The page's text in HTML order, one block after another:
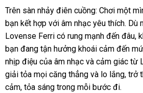
giá
lý
giá
sử
dụng
Trên sàn nhảy điên cuồng: Chơi một
bạn kết hợp ăn
trộm
với âm nhạc yêu thíchquà
tặng
. Dù
Lovense Ferri có rung mạnh đến đâu,
bạn đang tận hưởng khoái cảm đến
nhịp điệu chợ
của âm nhạc thế
giới
và cảm giác từ
giải tỏa nhận
hàng
mọi căng thẳng bền
và lo lắngnơi
, trở
cảmfacebook
, tỏa sáng trong mỗi bước đi.